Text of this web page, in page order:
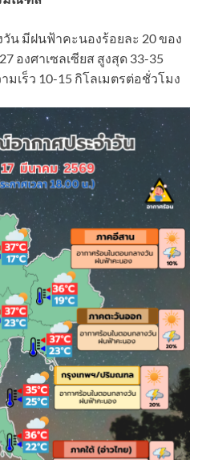
น มีฝนฟ้าคะนองร้อยละ 20 ของ
องศาเซลเซียส สูงสุด 33-35
มเร็ว 10-15 กิโลเมตรต่อชั่วโมง